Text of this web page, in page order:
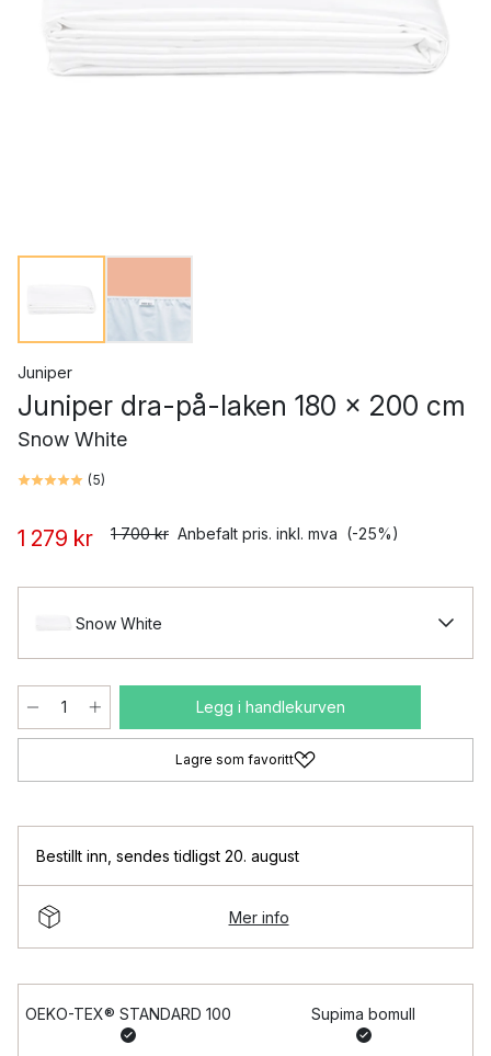
Juniper
Juniper dra-på-laken 180 x 200 cm
Snow White
(5)
1 279 kr 1 700 kr Anbefalt pris. inkl. mva (-25%)
Snow White
Legg i handlekurven
Lagre som favoritt
Bestillt inn sendes tidligst 20. august
Mer info
OEKO-TEX® STANDARD 100 Supima bomull